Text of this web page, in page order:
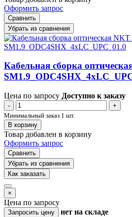
Оформить запрос
Сравнить
Убрать из сравнения
Кабельная сборка
Цена по запросу Доступно к заказу
-
+
Минимальный заказ 1 шт.
В корзину
Товар добавлен в корзину
Оформить запрос
Сравнить
Убрать из сравнения
Как заказать
×
Цена по запросу
Запросить цену нет на складе